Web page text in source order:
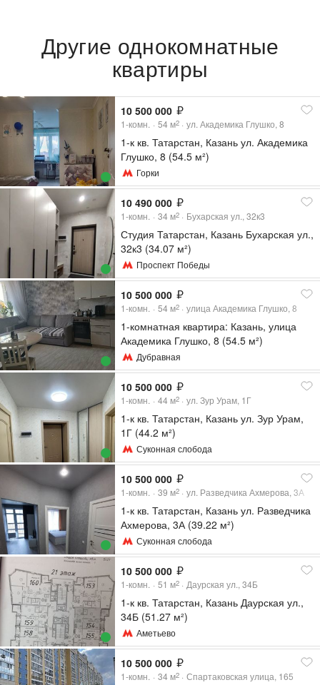
Другие однокомнатные
квартиры
10 500 000
1-комн. 54 м2 ул. Академика Глушко, 8
1-к кв. Татарстан, Казань ул. Академика
Глушко, 8 (54.5 м²)
Горки
10 490 000
1-комн. 34 м2 Бухарская ул., 32к3
Студия Татарстан, Казань Бухарская ул.,
32к3 (34.07 м²)
Проспект Победы
10 500 000
1-комн. 54 м2 улица Академика Глушко, 8
1-комнатная квартира: Казань, улица
Академика Глушко, 8 (54.5 м²)
Дубравная
10 500 000
1-комн. 44 м2 ул. Зур Урам, 1Г
1-к кв. Татарстан, Казань ул. Зур Урам,
1Г (44.2 м²)
Суконная слобода
10 500 000
1-комн. 39 м2 ул. Разведчика Ахмерова, 3А
1-к кв. Татарстан, Казань ул. Разведчика
Ахмерова, 3А (39.22 м²)
Суконная слобода
10 500 000
1-комн. 51 м2 Даурская ул., 34Б
1-к кв. Татарстан, Казань Даурская ул.,
34Б (51.27 м²)
Аметьево
10 500 000
1-комн. 34 м2 Спартаковская улица, 165